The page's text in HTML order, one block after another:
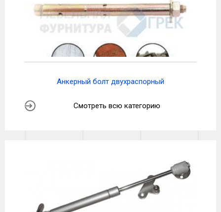
Анкерный болт двухраспорный
Смотреть всю категорию